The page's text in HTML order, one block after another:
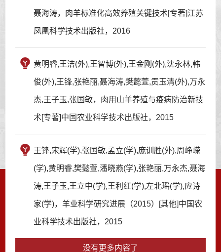
聂海涛，肉羊标准化高效养殖关键技术[专著]江苏
凤凰科学技术出版社，2016
黄明睿,王洁(外),王智博(外),王金刚(外),沈永林,韩
俊(外),王锋,张艳丽,聂海涛,樊懿萱,贡玉清(外),万永
杰,王子玉,张国敏，肉用山羊养殖与疫病防治新技
术[专著]中国农业科学技术出版社，2015
王锋,宋辉(学),张国敏,孟立(学),庞训胜(外),周峥嵘
(学),黄明睿,樊懿萱,潘晓燕(学),张艳丽,万永杰,聂海
涛,王子玉,王立中(学),王利红(学),左北瑶(学),应诗
家(学)，羊业科学研究进展（2015）[其他]中国农
业科学技术出版社，2015
没有更多内容了